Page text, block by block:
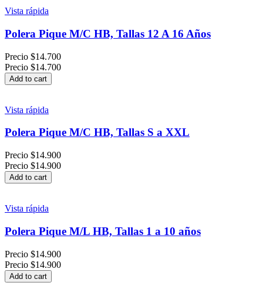
Vista rápida
Polera Pique M/C HB, Tallas 12 A 16 Años
Precio $14.700
Precio $14.700
Add to cart
Vista rápida
Polera Pique M/C HB, Tallas S a XXL
Precio $14.900
Precio $14.900
Add to cart
Vista rápida
Polera Pique M/L HB, Tallas 1 a 10 años
Precio $14.900
Precio $14.900
Add to cart